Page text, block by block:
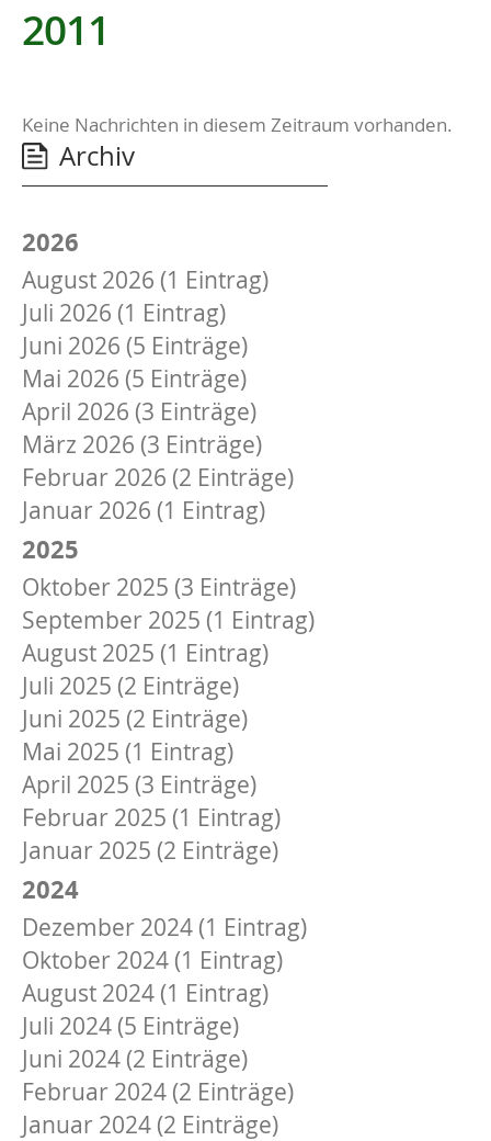
2011
Keine Nachrichten in diesem Zeitraum vorhanden.
Archiv
2026
August 2026 (1 Eintrag)
Juli 2026 (1 Eintrag)
Juni 2026 (5 Einträge)
Mai 2026 (5 Einträge)
April 2026 (3 Einträge)
März 2026 (3 Einträge)
Februar 2026 (2 Einträge)
Januar 2026 (1 Eintrag)
2025
Oktober 2025 (3 Einträge)
September 2025 (1 Eintrag)
August 2025 (1 Eintrag)
Juli 2025 (2 Einträge)
Juni 2025 (2 Einträge)
Mai 2025 (1 Eintrag)
April 2025 (3 Einträge)
Februar 2025 (1 Eintrag)
Januar 2025 (2 Einträge)
2024
Dezember 2024 (1 Eintrag)
Oktober 2024 (1 Eintrag)
August 2024 (1 Eintrag)
Juli 2024 (5 Einträge)
Juni 2024 (2 Einträge)
Februar 2024 (2 Einträge)
Januar 2024 (2 Einträge)